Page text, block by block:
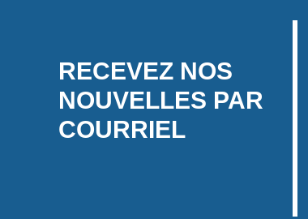
RECEVEZ NOS
NOUVELLES PAR
COURRIEL